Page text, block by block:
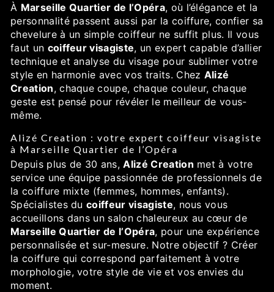
À Marseille Quartier de l’Opéra, où l’élégance et la
personnalité passent aussi par la coiffure, confier sa
chevelure à un simple coiffeur ne suffit plus. Il vous
faut un coiffeur visagiste, un expert capable d’allier
technique et analyse du visage pour sublimer votre
style en harmonie avec vos traits. Chez Alizé
Creation, chaque coupe, chaque couleur, chaque
geste est pensé pour révéler le meilleur de vous-
même.
Alizé Creation : votre expert coiffeur visagiste
à Marseille Quartier de l’Opéra
Depuis plus de 30 ans,Alizé Creation met à votre
service une équipe passionnée de professionnels de
la coiffure mixte (femmes, hommes, enfants).
Spécialistes ducoiffeur visagiste, nous vous
accueillons dans un salon chaleureux au cœur de
Marseille Quartier de l’Opéra, pour une expérience
personnalisée et sur-mesure. Notre objectif ? Créer
la coiffure qui correspond parfaitement à votre
morphologie, votre style de vie et vos envies du
moment.